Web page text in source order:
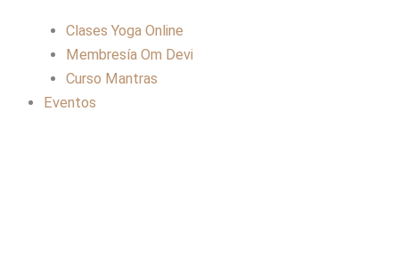
Clases Yoga Online
Membresía Om Devi
Curso Mantras
Eventos